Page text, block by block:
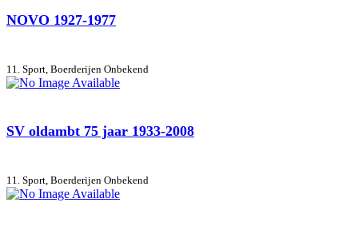
NOVO 1927-1977
11. Sport, Boerderijen Onbekend
SV oldambt 75 jaar 1933-2008
11. Sport, Boerderijen Onbekend